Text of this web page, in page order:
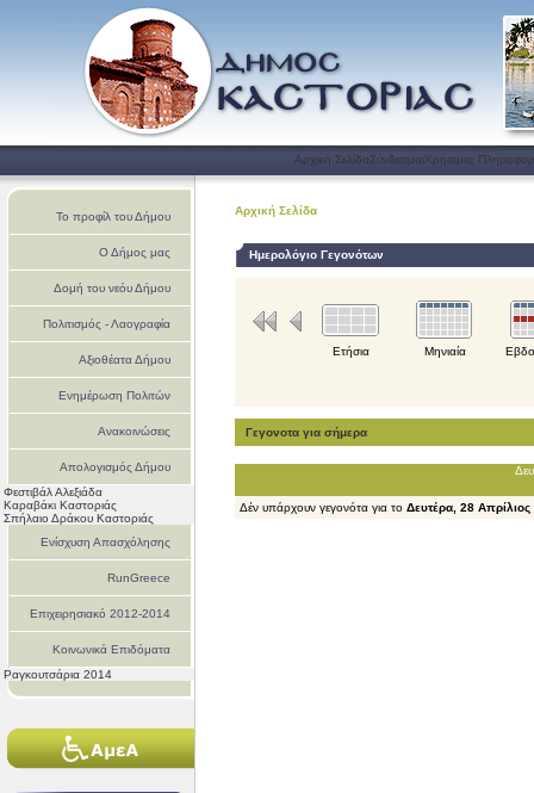
Αρχική ΣελίδαΣύνδεσμοιΧρήσιμες
Το προφίλ του Δήμου
Ο Δήμος μας
Δομή του νεόυ Δήμου
Πολιτισμός - Λαογραφία
Αξιοθέατα Δήμου
Ενημέρωση Πολιτών
Ανακοινώσεις
Απολογισμός Δήμου
Καστοριάς
Φεστιβάλ Αλεξιάδα
Καραβάκι Καστοριάς
Σπήλαιο Δράκου Καστοριάς
Ενίσχυση Απασχόλησης
RunGreece
Επιχειρησιακό 2012-2014
Κοινωνικά Επιδόματα
Ραγκουτσάρια 2014
Αρχική Σελίδα
Ημερολόγιο Γεγονότων
Ετήσια Μηνιαία
Γεγονοτα για σήμερα
Δέν υπάρχουν γεγονότα για το Δευτέρα, 28